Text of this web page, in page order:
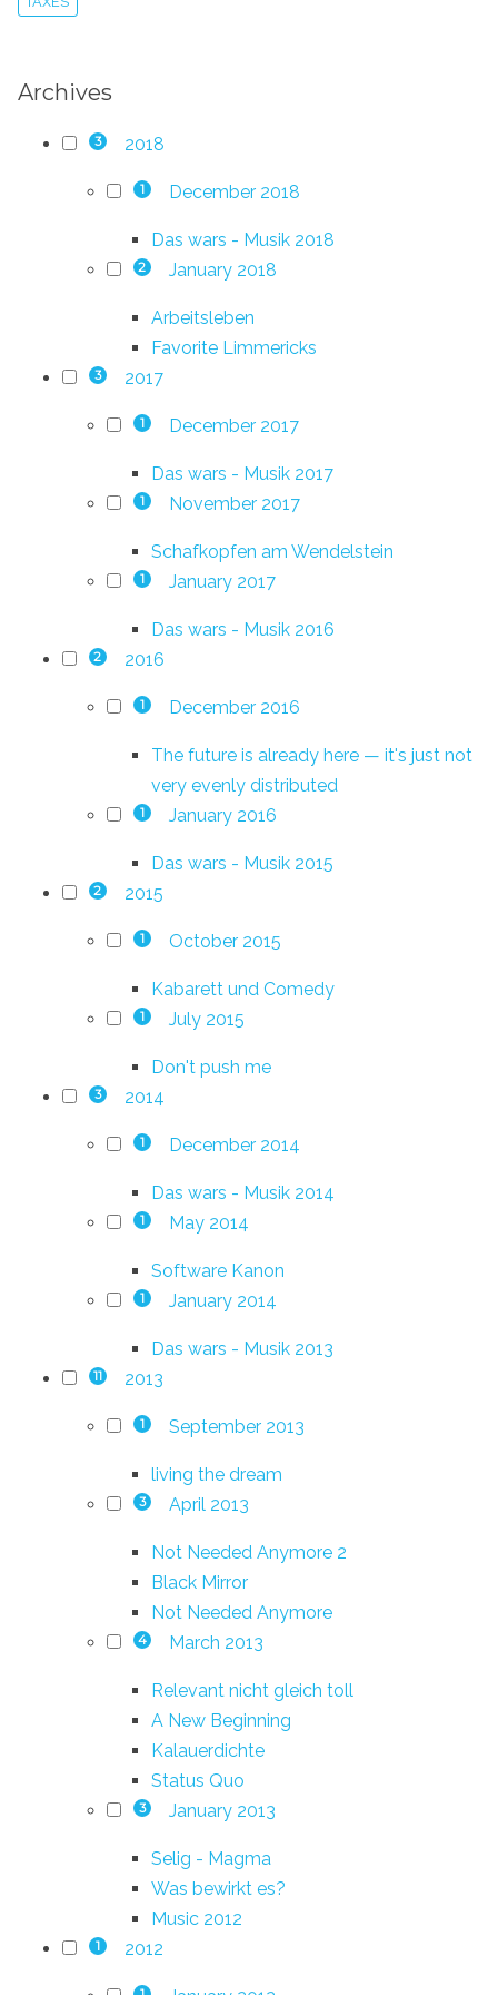
Archives
3 2018
1 December 2018
Das wars - Musik 2018
2 January 2018
Arbeitsleben
Favorite Limmericks
3 2017
1 December 2017
Das wars - Musik 2017
1 November 2017
Schafkopfen am Wendelstein
1 January 2017
Das wars - Musik 2016
2 2016
1 December 2016
The future is already here — it's just not
very evenly distributed
1 January 2016
Das wars - Musik 2015
2 2015
1 October 2015
Kabarett und Comedy
1 July 2015
Don't push me
3 2014
1 December 2014
Das wars - Musik 2014
1 May 2014
Software Kanon
1 January 2014
Das wars - Musik 2013
11 2013
1 September 2013
living the dream
3 April 2013
Not Needed Anymore 2
Black Mirror
Not Needed Anymore
4 March 2013
Relevant nicht gleich toll
A New Beginning
Kalauerdichte
Status Quo
3 January 2013
Selig - Magma
Was bewirkt es?
Music 2012
1 2012